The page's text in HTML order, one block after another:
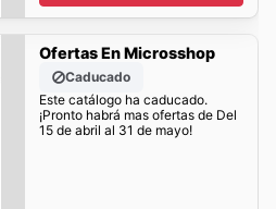
Ofertas En Microsshop
Caducado
Este catálogo ha caducado.
¡Pronto habrá mas ofertas de Del
15 de abril al 31 de mayo!